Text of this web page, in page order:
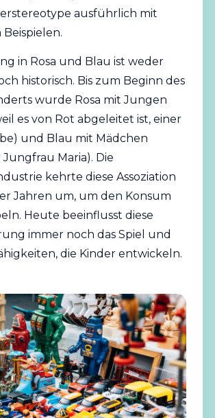
ausführlich mit
in Rosa und Blau ist weder
historisch. Bis zum Beginn des
wurde Rosa mit Jungen
es von Rot abgeleitet ist, einer
und Blau mit Mädchen
Maria). Die
kehrte diese Assoziation
Jahren um, um den Konsum
Heute beeinflusst diese
immer noch das Spiel und
die Kinder entwickeln.